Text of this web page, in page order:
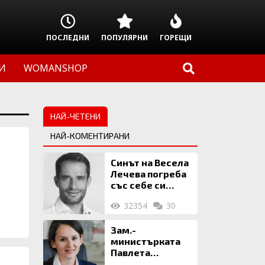
ПОСЛЕДНИ ПОПУЛЯРНИ ГОРЕЩИ
WOMANSHOP
НАЙ-ЧЕТЕНИ
НАЙ-КОМЕНТИРАНИ
Синът на Весела
Лечева погреба
със себе си
млн. евро
32354 30
Зам.-
министърката
Павлета